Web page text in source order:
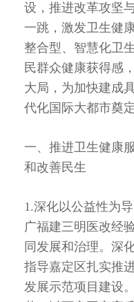
设，推进改革攻坚
一跳，激发卫生健
整合型、智慧化卫
民群众健康获得感
大局，为加快建成
代化国际大都市奠
一、推进卫生健康
和改善民生
1.深化以公益性为
广福建三明医改经
同发展和治理。深
指导嘉定区扎实推
发展示范项目建设